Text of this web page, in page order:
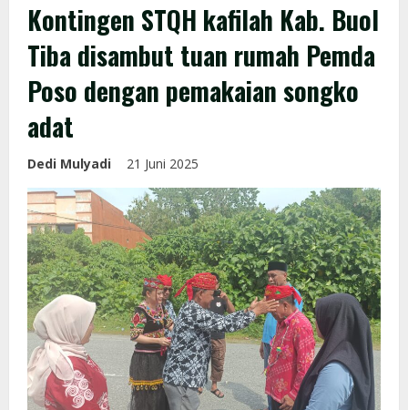
Kontingen STQH kafilah Kab. Buol
Tiba disambut tuan rumah Pemda
Poso dengan pemakaian songko
adat
Dedi Mulyadi 21 Juni 2025